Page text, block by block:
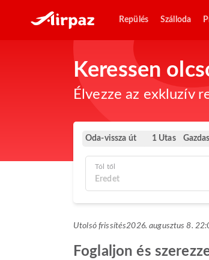
Repülés Szálloda
Keressen
Élvezze az exkluzív
Oda-vissza út 1 Utas
Tól től
Utolsó frissítés2026. augusztus 8.
Foglaljon és